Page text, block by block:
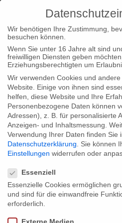
Home Typ|News
gewinnt Herbert Quandt Medien-
“Die Lithium
Herbert Quandt
Wir freuen uns sehr, dass unsere
Revolution” mit dem Herbert
Wir benötigen Ihre Zustimmung,
besuchen können.
Wenn Sie unter 16 Jahre alt sind
freiwilligen Diensten geben
Erziehungsberechtigten um
Wir verwenden Cookies und
Website. Einige von ihnen sind
helfen, diese Website und Ihre
Personenbezogene Daten können
Adressen), z. B. für personalisierte
Anzeigen- und Inhaltsmessung.
Verwendung Ihrer Daten finden Sie
Datenschutzerklärung
Sie können
Einstellungen widerrufen oder
Essenziell
Essenzielle Cookies ermöglichen
und sind für die einwandfreie
erforderlich.